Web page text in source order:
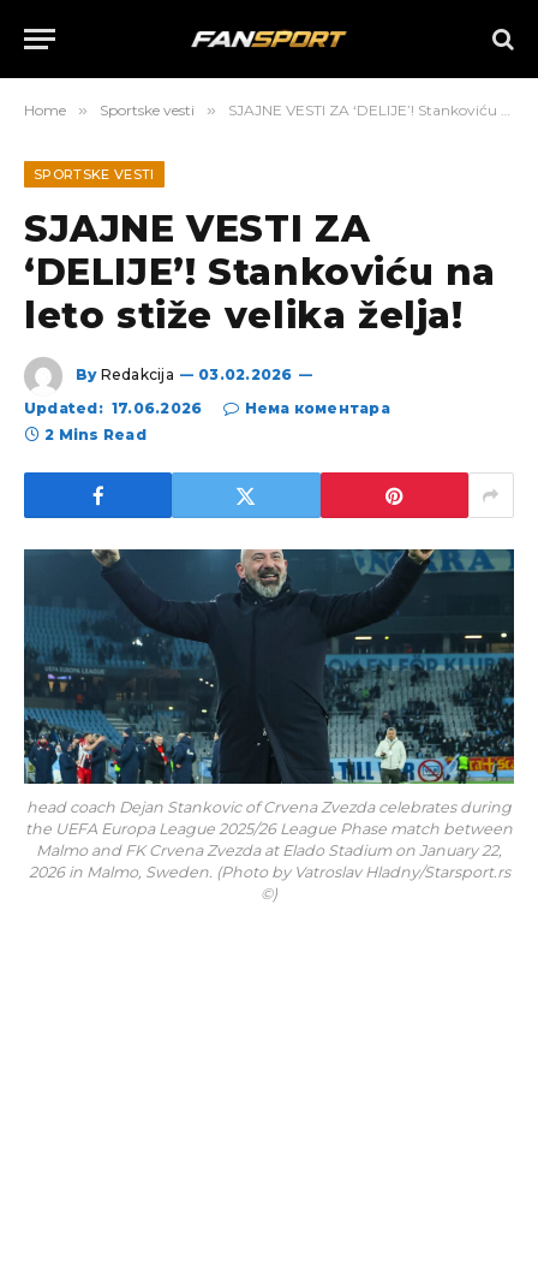
Home » Sportske vesti » SJAJNE VESTI ZA ‘DELIJE’! Stankoviću na leto stiže velika želja!
SPORTSKE VESTI
SJAJNE VESTI ZA
‘DELIJE’! Stankoviću na
leto stiže velika želja!
By Redakcija
03.02.2026
Updated: 17.06.2026
Нема коментара
2 Mins Read
head coach Dejan Stankovic of Crvena Zvezda celebrates during
the UEFA Europa League 2025/26 League Phase match between
Malmo and FK Crvena Zvezda at Elado Stadium on January 22,
2026 in Malmo, Sweden. (Photo by Vatroslav Hladny/Starsport.rs
©)